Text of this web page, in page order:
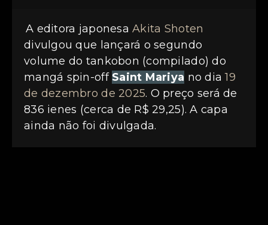
A editora japonesaAkita Shoten
divulgou que lançará o segundo
volume do tankobon (compilado) do
mangá spin-off Saint Mariya no dia19
de dezembro de 2025. O preço será de
836 ienes (cerca de R$ 29,25). A capa
ainda não foi divulgada.